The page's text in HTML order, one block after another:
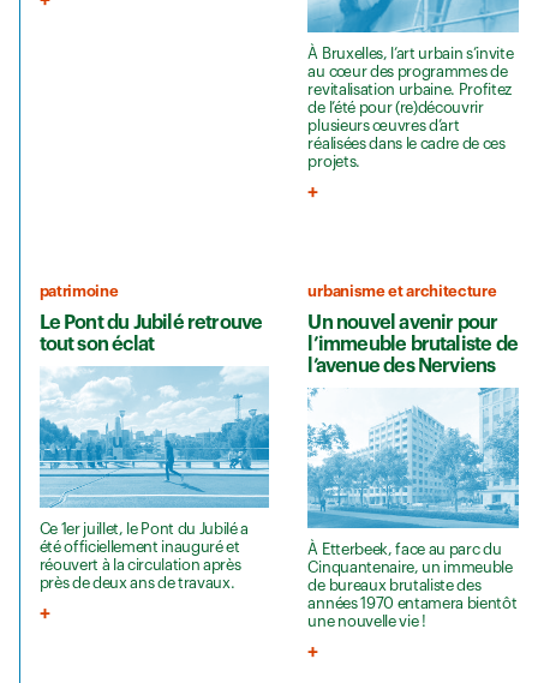
À Bruxelles, l’art urbain s’invite
au cœur des programmes de
revitalisation urbaine. Profitez
de l’été pour (re)découvrir
plusieurs œuvres d’art
réalisées dans le cadre de ces
projets.
patrimoine
Le Pont du Jubilé retrouve
tout son éclat
Ce 1er juillet, le Pont du Jubilé a
été officiellement inauguré et
réouvert à la circulation après
près de deux ans de travaux.
urbanisme et architecture
Un nouvel avenir pour
l’immeuble brutaliste de
l’avenue des Nerviens
À Etterbeek, face au parc du
Cinquantenaire, un immeuble
de bureaux brutaliste des
années 1970 entamera bientôt
une nouvelle vie !